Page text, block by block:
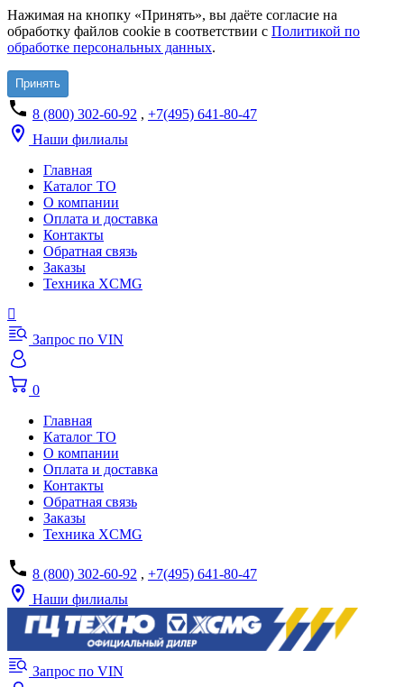
Нажимая на кнопку «Принять», вы даёте согласие на
обработку файлов cookie в соответствии с Политикой по
обработке персональных данных.
Принять
8 (800) 302-60-92 , +7(495) 641-80-47
Наши филиалы
Главная
Каталог ТО
О компании
Оплата и доставка
Контакты
Обратная связь
Заказы
Техника XCMG
Запрос по VIN
0
Главная
Каталог ТО
О компании
Оплата и доставка
Контакты
Обратная связь
Заказы
Техника XCMG
8 (800) 302-60-92 , +7(495) 641-80-47
Наши филиалы
Запрос по VIN